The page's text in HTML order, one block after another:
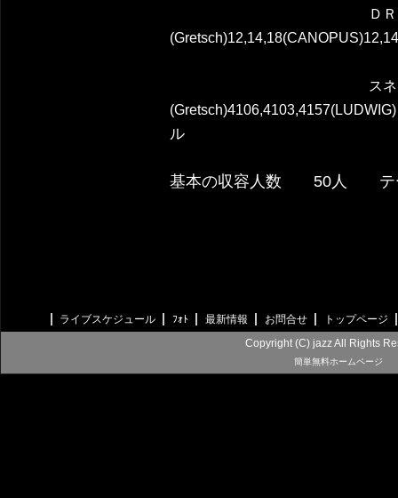
ＤＲＵＭ
スネ
ル
基本の収容人数 50人 テー
ライブスケジュール ﾌｫﾄ 最新情報 お問合せ
トップページ
Copyright (C) jazz All Rights
簡単無料ホームページ